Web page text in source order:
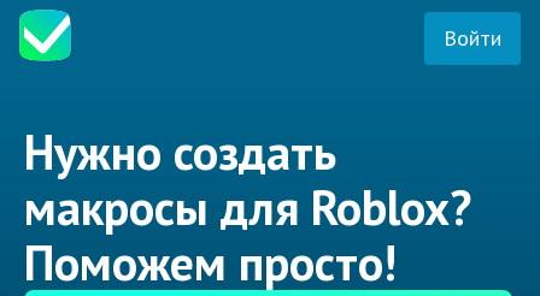
Войти
Нужно создать
макросы для Roblox?
Поможем просто!